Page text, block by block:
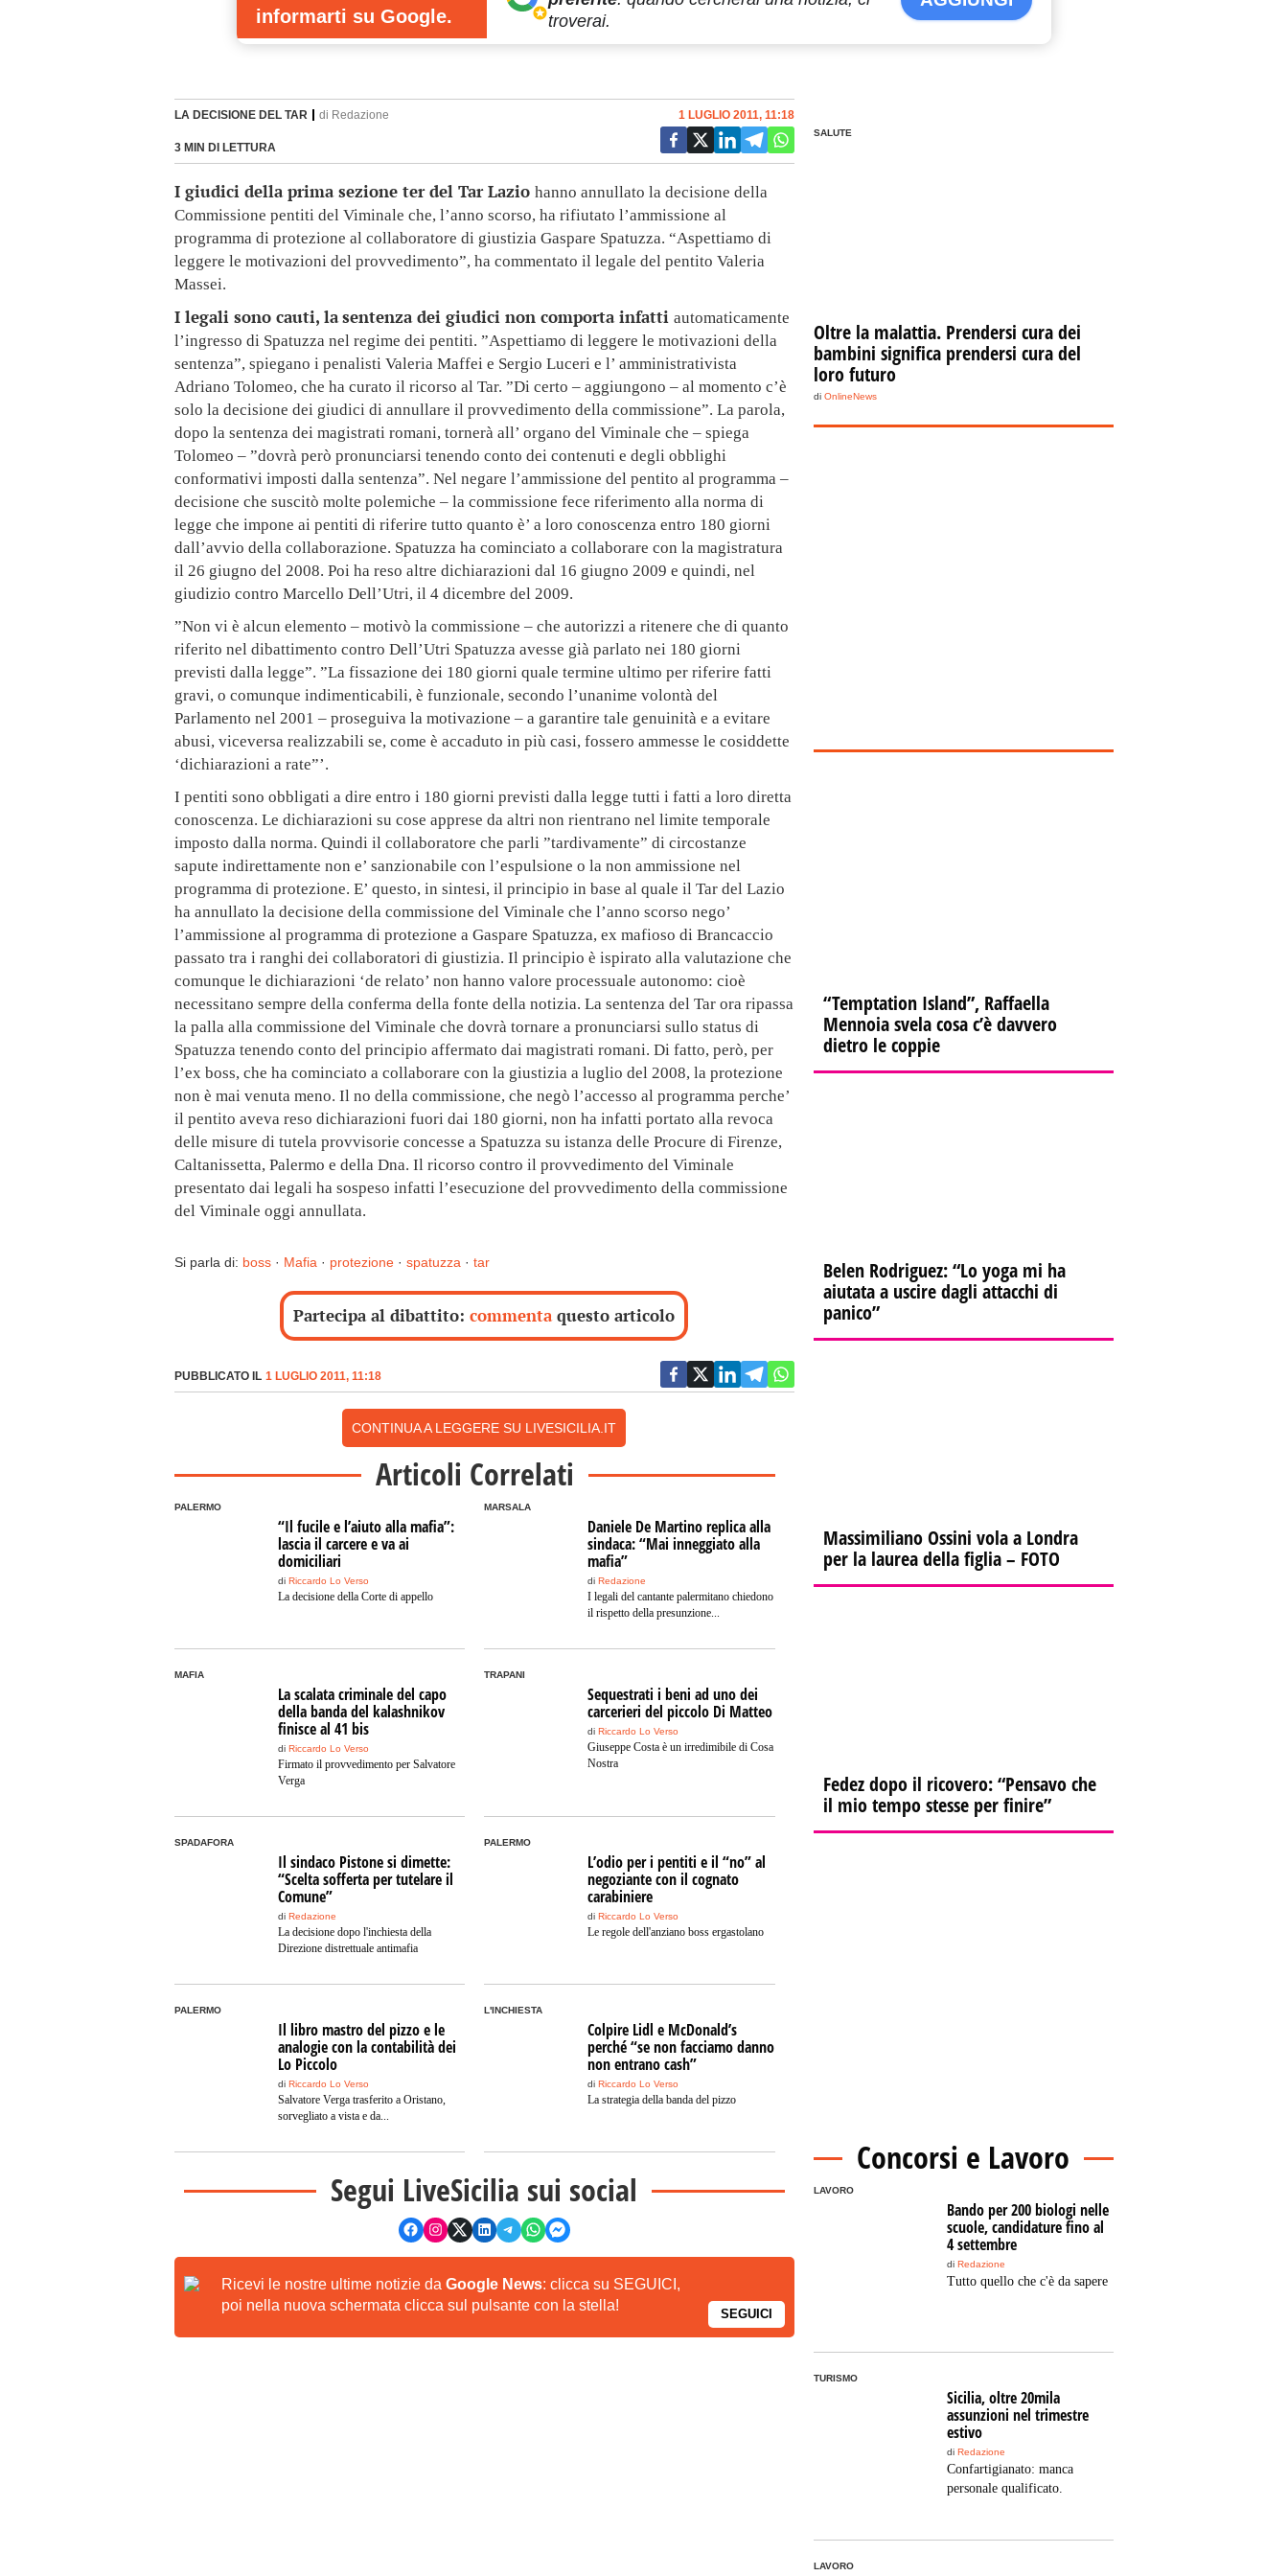
informarti su Google.
troverai.
LA DECISIONE DEL TAR di Redazione
3 MIN DI LETTURA
1 LUGLIO 2011, 11:18
I giudici della prima sezione ter del Tar Lazio hanno annullato la decisione della
Commissione pentiti del Viminale che, l’anno scorso, ha rifiutato l’ammissione al
programma di protezione al collaboratore di giustizia Gaspare Spatuzza. “Aspettiamo di
leggere le motivazioni del provvedimento”, ha commentato il legale del pentito Valeria
Massei.
I legali sono cauti, lasentenza dei giudici non comporta infatti automaticamente
l’ingresso di Spatuzza nel regime dei pentiti. ”Aspettiamo di leggere le motivazioni della
sentenza”, spiegano i penalisti Valeria Maffei e Sergio Luceri e l’ amministrativista
Adriano Tolomeo, che ha curato il ricorso al Tar. ”Di certo – aggiungono – al momento c’è
solo la decisione dei giudici di annullare il provvedimento della commissione”. La parola,
dopo la sentenza dei magistrati romani, tornerà all’ organo del Viminale che – spiega
Tolomeo – ”dovrà però pronunciarsi tenendo conto dei contenuti e degli obblighi
conformativi imposti dalla sentenza”. Nel negare l’ammissione del pentito al programma –
decisione che suscitò molte polemiche – la commissione fece riferimento alla norma di
legge che impone ai pentiti di riferire tutto quanto è’ a loro conoscenza entro 180 giorni
dall’avvio della collaborazione. Spatuzza ha cominciato a collaborare con la magistratura
il 26 giugno del 2008. Poi ha reso altre dichiarazioni dal 16 giugno 2009 e quindi, nel
giudizio contro Marcello Dell’Utri, il 4 dicembre del 2009.
”Non vi è alcun elemento – motivò la commissione – che autorizzi a ritenere che di quanto
riferito nel dibattimento contro Dell’Utri Spatuzza avesse già parlato nei 180 giorni
previsti dalla legge”. ”La fissazione dei 180 giorni quale termine ultimo per riferire fatti
gravi, o comunque indimenticabili, è funzionale, secondo l’unanime volontà del
Parlamento nel 2001 – proseguiva la motivazione – a garantire tale genuinità e a evitare
abusi, viceversa realizzabili se, come è accaduto in più casi, fossero ammesse le cosiddette
‘dichiarazioni a rate”’.
I pentiti sono obbligati a dire entro i 180 giorni previsti dalla legge tutti i fatti a loro diretta
conoscenza. Le dichiarazioni su cose apprese da altri non rientrano nel limite temporale
imposto dalla norma. Quindi il collaboratore che parli ”tardivamente” di circostanze
sapute indirettamente non e’ sanzionabile con l’espulsione o la non ammissione nel
programma di protezione. E’ questo, in sintesi, il principio in base al quale il Tar del Lazio
ha annullato la decisione della commissione del Viminale che l’anno scorso nego’
l’ammissione al programma di protezione a Gaspare Spatuzza, ex mafioso di Brancaccio
passato tra i ranghi dei collaboratori di giustizia. Il principio è ispirato alla valutazione che
comunque le dichiarazioni ‘de relato’ non hanno valore processuale autonomo: cioè
necessitano sempre della conferma della fonte della notizia. La sentenza del Tar ora ripassa
la palla alla commissione del Viminale che dovrà tornare a pronunciarsi sullo status di
Spatuzza tenendo conto del principio affermato dai magistrati romani. Di fatto, però, per
l’ex boss, che ha cominciato a collaborare con la giustizia a luglio del 2008, la protezione
non è mai venuta meno. Il no della commissione, che negò l’accesso al programma perche’
il pentito aveva reso dichiarazioni fuori dai 180 giorni, non ha infatti portato alla revoca
delle misure di tutela provvisorie concesse a Spatuzza su istanza delle Procure di Firenze,
Caltanissetta, Palermo e della Dna. Il ricorso contro il provvedimento del Viminale
presentato dai legali ha sospeso infatti l’esecuzione del provvedimento della commissione
del Viminale oggi annullata.
Si parla di: boss · Mafia · protezione · spatuzza · tar
Partecipa al dibattito:commentaquesto articolo
PUBBLICATO IL 1 LUGLIO 2011, 11:18
CONTINUA A LEGGERE SU LIVESICILIA.IT
Articoli Correlati
PALERMO
“Il fucile e l’aiuto alla mafia”:
lascia il carcere e va ai
domiciliari
di Riccardo Lo Verso
La decisione della Corte di appello
MARSALA
Daniele De Martino replica alla
sindaca: “Mai inneggiato alla
mafia”
diRedazione
I legali del cantante palermitano chiedono
il rispetto della presunzione...
MAFIA
La scalata criminale del capo
della banda del kalashnikov
finisce al 41 bis
di Riccardo Lo Verso
Firmato il provvedimento per Salvatore
Verga
TRAPANI
Sequestrati i beni ad uno dei
carcerieri del piccolo Di Matteo
diRiccardo Lo Verso
Giuseppe Costa è un irredimibile di Cosa
Nostra
SPADAFORA
Il sindaco Pistone si dimette:
“Scelta sofferta per tutelare il
Comune”
di Redazione
La decisione dopo l'inchiesta della
Direzione distrettuale antimafia
PALERMO
L’odio per i pentiti e il “no” al
negoziante con il cognato
carabiniere
diRiccardo Lo Verso
Le regole dell'anziano boss ergastolano
PALERMO
Il libro mastro del pizzo e le
analogie con la contabilità dei
Lo Piccolo
di Riccardo Lo Verso
Salvatore Verga trasferito a Oristano,
sorvegliato a vista e da...
L'INCHIESTA
Colpire Lidl e McDonald’s
perché “se non facciamo danno
non entrano cash”
diRiccardo Lo Verso
La strategia della banda del pizzo
Segui LiveSicilia sui social
Ricevi le nostre ultime notizie da Google News: clicca su SEGUICI,
poi nella nuova schermata clicca sul pulsante con la stella!
SEGUICI
SALUTE
Oltre la malattia. Prendersi cura dei
bambini significa prendersi cura del
loro futuro
di OnlineNews
“Temptation Island”, Raffaella
Mennoia svela cosa c’è davvero
dietro le coppie
Belen Rodriguez: “Lo yoga mi ha
aiutata a uscire dagli attacchi di
panico”
Massimiliano Ossini vola a Londra
per la laurea della figlia – FOTO
Fedez dopo il ricovero: “Pensavo che
il mio tempo stesse per finire”
Concorsi e Lavoro
LAVORO
Bando per 200 biologi nelle
scuole, candidature fino al
4 settembre
di Redazione
Tutto quello che c'è da sapere
TURISMO
Sicilia, oltre 20mila
assunzioni nel trimestre
estivo
di Redazione
Confartigianato: manca
personale qualificato.
LAVORO